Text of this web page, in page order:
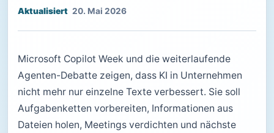
20. Mai 2026
Microsoft Copilot Week und die weiterlaufende
Agenten-Debatte zeigen, dass KI in Unternehmen
nicht mehr nur einzelne Texte verbessert. Sie soll
Aufgabenketten vorbereiten, Informationen aus
Dateien holen, Meetings verdichten und nächste